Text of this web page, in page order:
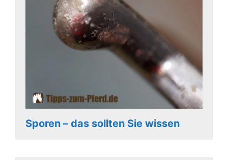
Sporen – das sollten Sie wissen